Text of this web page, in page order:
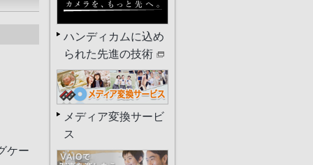
ケー
ハンディカムに込め
られた先進の技術
メディア変換サービ
ス